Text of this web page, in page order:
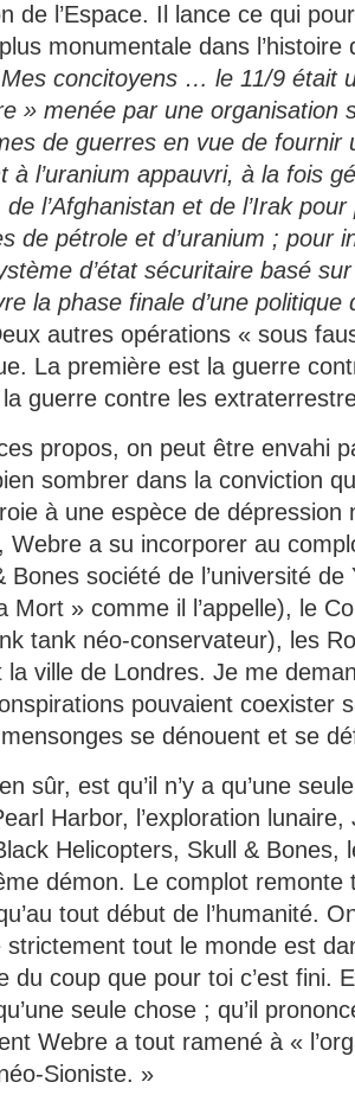
de l’Espace. Il lance ce qui
monumentale dans l’histoire
Mes concitoyens … le 11/9 était
» menée par une organisation
de guerres en vue de fournir
à l’uranium appauvri, à la fois
de l’Afghanistan et de l’Irak
de pétrole et d’uranium ; pour
d’état sécuritaire basé
la phase finale d’une politique
autres opérations « sous
La première est la guerre
guerre contre les
propos, on peut être envahi
sombrer dans la conviction
à une espèce de dépression
Webre a su incorporer au
Bones société de l’université de
Mort » comme il l’appelle), le
tank néo-conservateur), les
la ville de Londres. Je me
pouvaient coexister
se dénouent et se
sûr, est qu’il n’y a qu’une
Harbor, l’exploration
Helicopters, Skull & Bones,
démon. Le complot remonte
tout début de l’humanité.
strictement tout le monde est
du coup que pour toi c’est fini.
seule chose ; qu’il
Webre a tout ramené à «
Sioniste. »